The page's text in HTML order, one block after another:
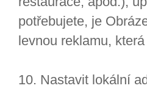
potřebujete, je
levnou reklamu,
10. Nastavit lokální